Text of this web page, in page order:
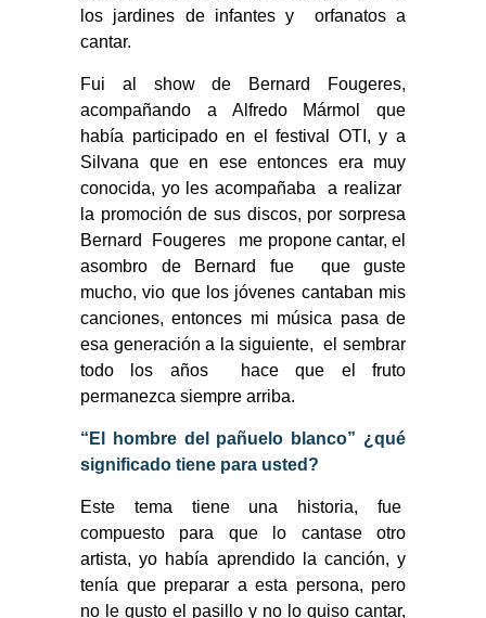
los jardines de infantes y orfanatos a
cantar.
Fui al show de Bernard Fougeres,
acompañando a Alfredo Mármol que
había participado en el festival OTI, y a
Silvana que en ese entonces era muy
conocida, yo les acompañaba a realizar
la promoción de sus discos, por sorpresa
Bernard Fougeres me propone cantar, el
asombro de Bernard fue que guste
mucho, vio que los jóvenes cantaban mis
canciones, entonces mi música pasa de
esa generación a la siguiente, el sembrar
todo los años hace que el fruto
permanezca siempre arriba.
“El hombre del pañuelo blanco” ¿qué
significado tiene para usted?
Este tema tiene una historia, fue
compuesto para que lo cantase otro
artista, yo había aprendido la canción, y
tenía que preparar a esta persona, pero
no le gusto el pasillo y no lo quiso cantar,